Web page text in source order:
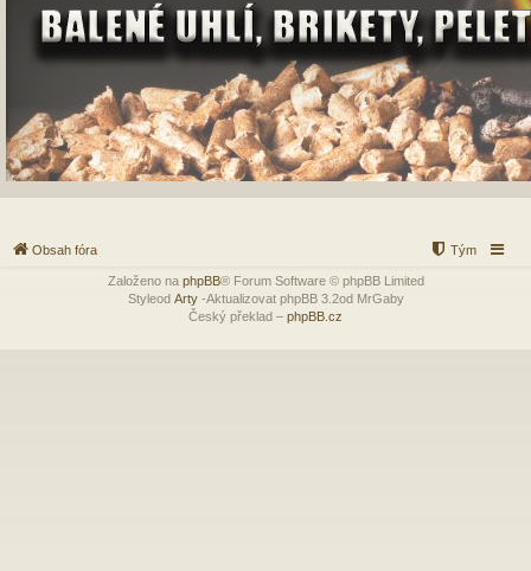
Obsah fóra Tým
Založeno na phpBB® Forum Software © phpBB Limited
Styleod Arty-Aktualizovat phpBB 3.2od MrGaby
Český překlad – phpBB.cz